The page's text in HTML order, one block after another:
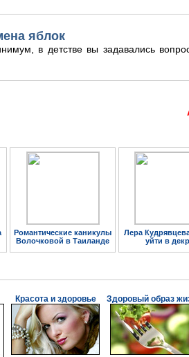
яблок
в детстве вы задавались
Романтические каникулы
Волочковой в Таиланде
Лера
уйти в
Красота и здоровье Здоровый образ